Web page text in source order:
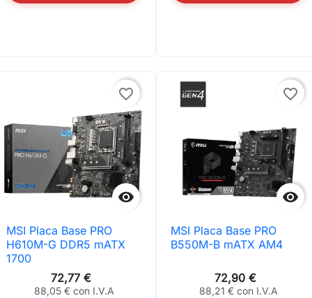

favorite_border
MSI Placa Base PRO
H610M-G DDR5 mATX
1700
72,77 €
88,05 € con I.V.A

favorite_border
MSI Placa Base PRO
B550M-B mATX AM4
72,90 €
88,21 € con I.V.A